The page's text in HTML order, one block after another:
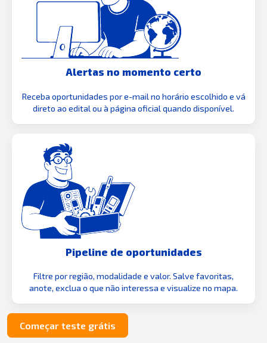
Alertas no momento certo
Receba oportunidades por e-mail no horário escolhido e vá
direto ao edital ou à página oficial quando disponível.
Pipeline de oportunidades
Filtre por região, modalidade e valor. Salve favoritas,
anote, exclua o que não interessa e visualize no mapa.
Começar teste grátis